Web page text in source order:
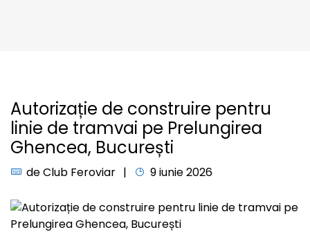
Autorizație de construire pentru
linie de tramvai pe Prelungirea
Ghencea, București
deClub Feroviar 9 iunie 2026